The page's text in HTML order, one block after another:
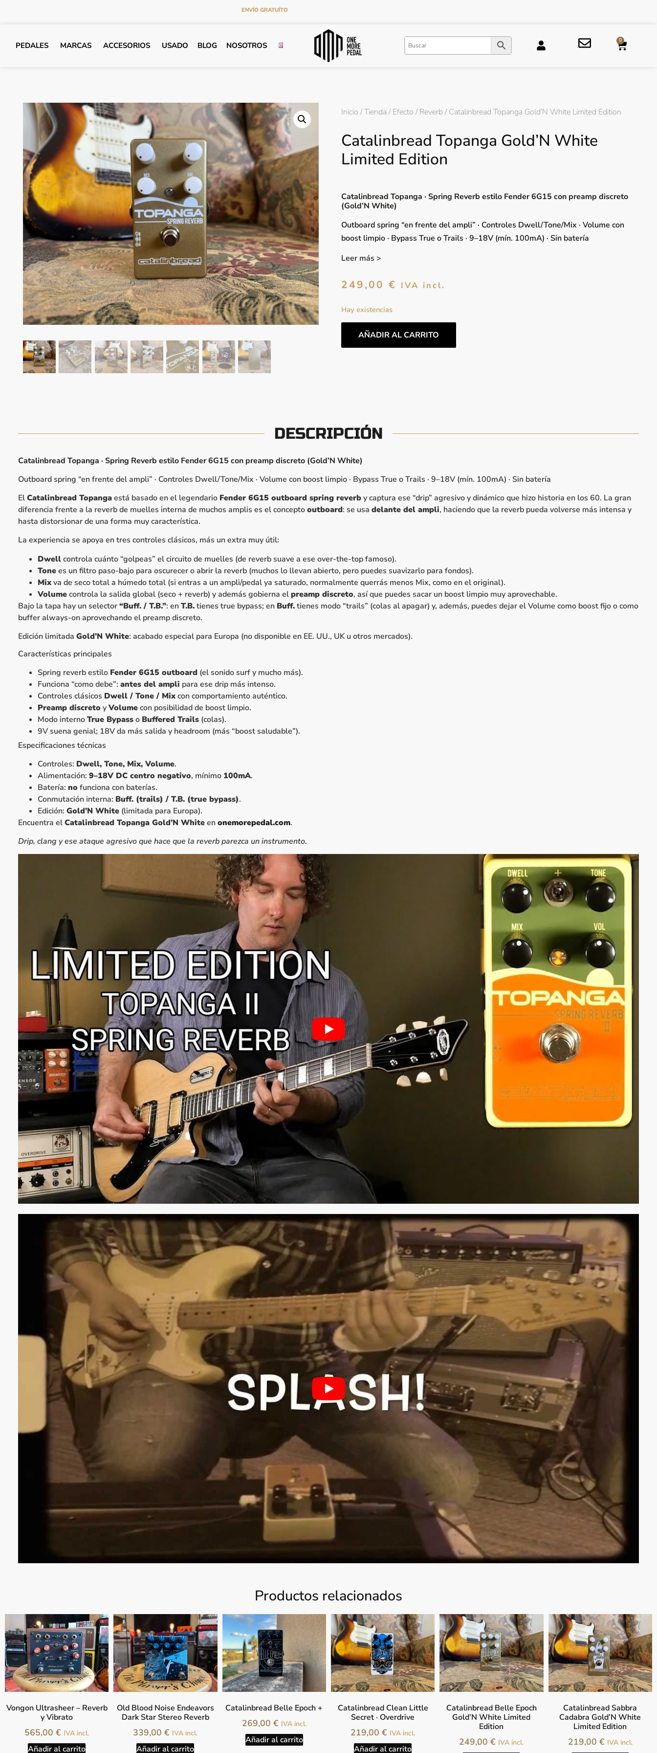
ENVÍO GRATUÍTOEN PEDIDOS SUPERIORES A 120€ EN PENÍNSULA
PEDALES MARCAS ACCESORIOS USADO BLOG NOSOTROS
0
Inicio /Tienda /Efecto /Reverb/ Catalinbread Topanga Gold’N White Limited Edition
Catalinbread Topanga Gold’N White
Limited Edition
Catalinbread Topanga · Spring Reverb estilo Fender 6G15 con preamp discreto
(Gold’N White)
Outboard spring “en frente del ampli” · Controles Dwell/Tone/Mix · Volume con
boost limpio · Bypass True o Trails · 9–18V (mín. 100mA) · Sin batería
Leer más >
249,00 € IVA incl.
Hay existencias
AÑADIR AL CARRITO
DESCRIPCIÓN
Catalinbread Topanga · Spring Reverb estilo Fender 6G15 con preamp discreto (Gold’N White)
Outboard spring “en frente del ampli” · Controles Dwell/Tone/Mix · Volume con boost limpio · Bypass True o Trails · 9–18V (mín. 100mA) · Sin batería
ElCatalinbread Topangaestá basado en el legendario Fender 6G15 outboard spring reverby captura ese “drip” agresivo y dinámico que hizo historia en los 60. La gran
diferencia frente a la reverb de muelles interna de muchos amplis es el conceptooutboard: se usa delante del ampli, haciendo que la reverb pueda volverse más intensa y
hasta distorsionar de una forma muy característica.
La experiencia se apoya en tres controles clásicos, más un extra muy útil:
Dwellcontrola cuánto “golpeas” el circuito de muelles (de reverb suave a ese over-the-top famoso).
Tonees un filtro paso-bajo para oscurecer o abrir la reverb (muchos lo llevan abierto, pero puedes suavizarlo para fondos).
Mixva de seco total a húmedo total (si entras a un ampli/pedal ya saturado, normalmente querrás menos Mix, como en el original).
Volumecontrola la salida global (seco + reverb) y además gobierna elpreamp discreto, así que puedes sacar un boost limpio muy aprovechable.
Bajo la tapa hay un selector“Buff. / T.B.”: enT.B.tienes true bypass; en Buff.tienes modo “trails” (colas al apagar) y, además, puedes dejar el Volume como boost fijo o como
buffer always-on aprovechando el preamp discreto.
Edición limitada Gold’N White: acabado especial para Europa (no disponible en EE. UU., UK u otros mercados).
Características principales
Spring reverb estilo Fender 6G15 outboard (el sonido surf y mucho más).
Funciona “como debe”: antes del ampli para ese drip más intenso.
Controles clásicos Dwell / Tone / Mixcon comportamiento auténtico.
Preamp discreto yVolumecon posibilidad de boost limpio.
Modo internoTrue Bypasso Buffered Trails(colas).
9V suena genial; 18V da más salida y headroom (más “boost saludable”).
Especificaciones técnicas
Controles: Dwell, Tone, Mix, Volume.
Alimentación: 9–18V DC centro negativo, mínimo 100mA.
Batería: no funciona con baterías.
Conmutación interna: Buff. (trails) / T.B. (true bypass).
Edición: Gold’N White(limitada para Europa).
Encuentra elCatalinbread Topanga Gold’N Whiteenonemorepedal.com.
Drip, clang y ese ataque agresivo que hace que la reverb parezca un instrumento.
Productos relacionados
Vongon Ultrasheer – Reverb
y Vibrato
565,00€ IVA incl.
Añadir al carrito
Old Blood Noise Endeavors
Dark Star Stereo Reverb
339,00€ IVA incl.
Añadir al carrito
Catalinbread Belle Epoch +
269,00 € IVA incl.
Añadir al carrito
Catalinbread Clean Little
Secret · Overdrive
219,00€ IVA incl.
Añadir al carrito
Catalinbread Belle Epoch
Gold’N White Limited
Edition
249,00€ IVA incl.
Catalinbread Sabbra
Cadabra Gold’N White
Limited Edition
219,00 € IVA incl.